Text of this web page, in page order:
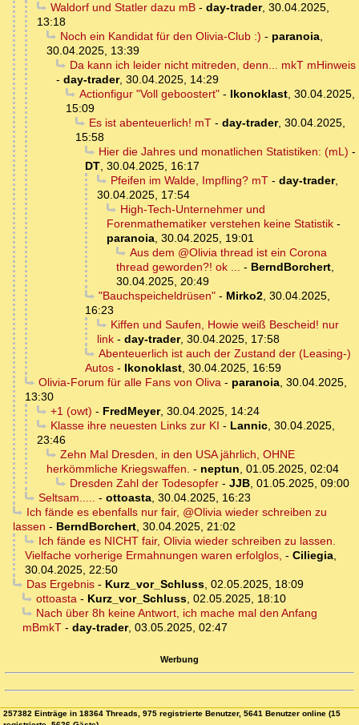
Waldorf und Statler dazu mB- day-trader, 30.04.2025,
13:18
Noch ein Kandidat für den Olivia-Club :) - paranoia,
30.04.2025, 13:39
Da kann ich leider nicht mitreden, denn... mkT mHinweis
- day-trader, 30.04.2025, 14:29
Actionfigur "Voll geboostert"- Ikonoklast, 30.04.2025,
15:09
Es ist abenteuerlich! mT- day-trader, 30.04.2025,
15:58
Hier die Jahres und monatlichen Statistiken: (mL) -
DT, 30.04.2025, 16:17
Pfeifen im Walde, Impfling? mT- day-trader,
30.04.2025, 17:54
High-Tech-Unternehmer und
Forenmathematiker verstehen keine Statistik -
paranoia, 30.04.2025, 19:01
Aus dem @Olivia thread ist ein Corona
thread geworden?! ok ... - BerndBorchert,
30.04.2025, 20:49
"Bauchspeicheldrüsen"- Mirko2, 30.04.2025,
16:23
Kiffen und Saufen, Howie weiß Bescheid! nur
link - day-trader, 30.04.2025, 17:58
Abenteuerlich ist auch der Zustand der (Leasing-)
Autos - Ikonoklast, 30.04.2025, 16:59
Olivia-Forum für alle Fans von Oliva- paranoia, 30.04.2025,
13:30
+1 (owt) - FredMeyer, 30.04.2025, 14:24
Klasse ihre neuesten Links zur KI - Lannic, 30.04.2025,
23:46
Zehn Mal Dresden, in den USA jährlich, OHNE
herkömmliche Kriegswaffen. - neptun, 01.05.2025, 02:04
Dresden Zahl der Todesopfer- JJB, 01.05.2025, 09:00
Seltsam..... - ottoasta, 30.04.2025, 16:23
Ich fände es ebenfalls nur fair, @Olivia wieder schreiben zu
lassen - BerndBorchert, 30.04.2025, 21:02
Ich fände es NICHT fair, Olivia wieder schreiben zu lassen.
Vielfache vorherige Ermahnungen waren erfolglos, - Ciliegia,
30.04.2025, 22:50
Das Ergebnis- Kurz_vor_Schluss, 02.05.2025, 18:09
ottoasta- Kurz_vor_Schluss, 02.05.2025, 18:10
Nach über 8h keine Antwort, ich mache mal den Anfang
mBmkT - day-trader, 03.05.2025, 02:47
Werbung
257382 Einträge in 18364 Threads, 975 registrierte Benutzer, 5641 Benutzer online (15